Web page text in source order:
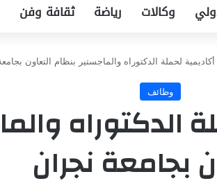
وكالات رياضة ثقافة وفن
لحملة الدكتوراه والماجستير بنظام التعاون
وظائف
الدكتوراه
بجامعة نجران